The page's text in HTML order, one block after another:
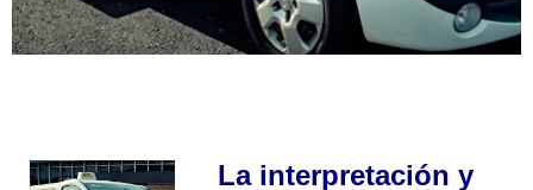
La interpretación y